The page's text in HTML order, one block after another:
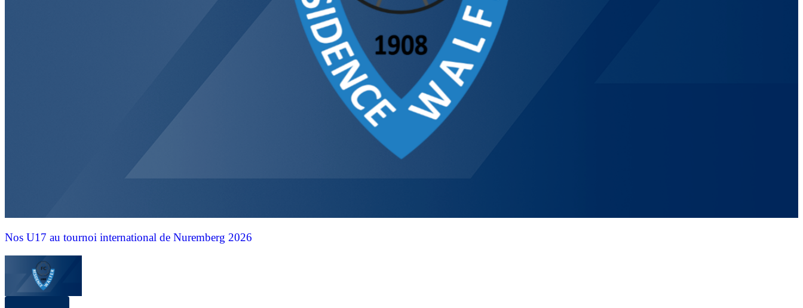
Nos U17 au tournoi international de Nuremberg 2026